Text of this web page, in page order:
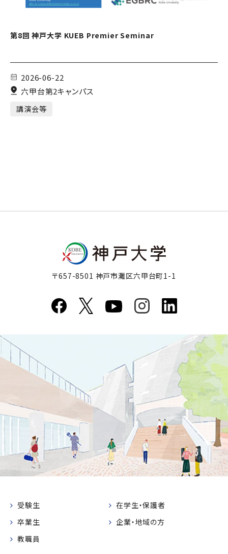
第8回 神戸大学 KUEB Premier Seminar
2026-06-22
六甲台第2キャンパス
講演会等
〒657-8501 神戸市灘区六甲台町1-1
受験生
在学生・保護者
卒業生
企業・地域の方
教職員